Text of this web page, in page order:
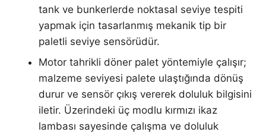
tank ve bunkerlerde noktasal seviye tespiti
yapmak için tasarlanmış mekanik tip bir
paletli seviye sensörüdür.
Motor tahrikli döner palet yöntemiyle çalışır;
malzeme seviyesi palete ulaştığında dönüş
durur ve sensör çıkış vererek doluluk bilgisini
iletir. Üzerindeki üç modlu kırmızı ikaz
lambası sayesinde çalışma ve doluluk